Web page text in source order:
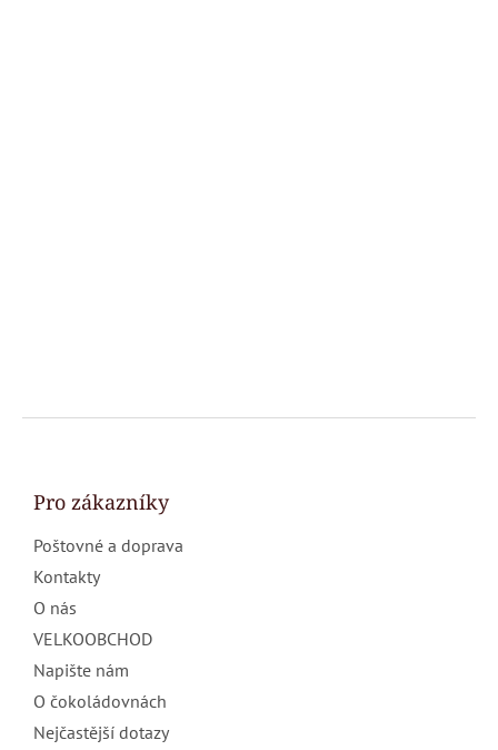
Z
Pro zákazníky
Poštovné a doprava
Kontakty
O nás
VELKOOBCHOD
Napište nám
O čokoládovnách
Nejčastější dotazy